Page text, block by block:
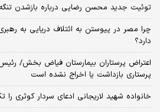
توئیت جدید محسن رضایی درباره بازشدن
چرا مصر در پیوستن به ائتلاف دریایی به رهبری
دارد؟
اعتراض پرستاران بیمارستان فیاض بخش/
پرستاری بازداشت یا اخراج نشده است
خانواده شهید لاریجانی ادعای سردار کوثری